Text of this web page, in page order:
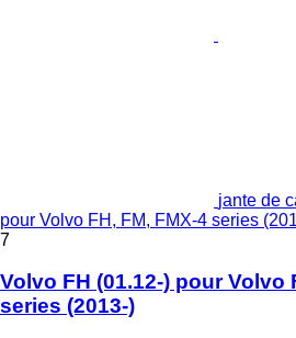
jante de
pour Volvo FH, FM, FMX-4 series
7
Volvo FH (01.12-) pour Volvo
series (2013-)